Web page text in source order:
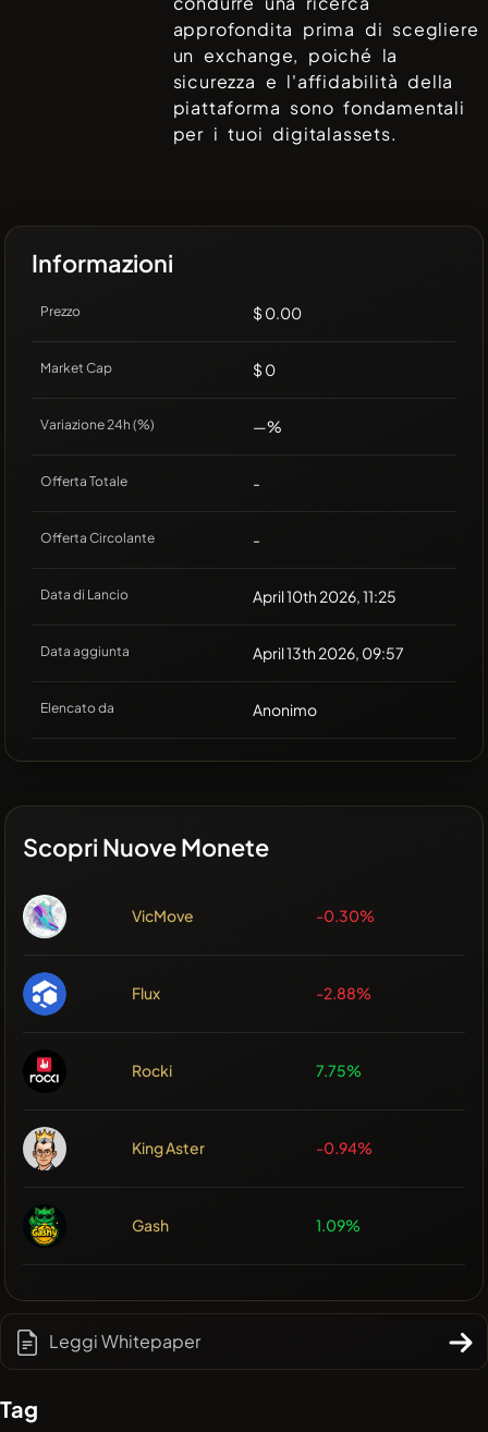
approfondita prima di scegliere
un exchange, poiché la
sicurezza e l'affidabilità della
piattaforma sono fondamentali
per i tuoi digitalassets.
Informazioni
Prezzo $ 0.00
Market Cap $ 0
Variazione 24h (%) —%
Offerta Totale -
Offerta Circolante -
Data di Lancio April 10th 2026, 11:25
Data aggiunta April 13th 2026, 09:57
Elencato da Anonimo
Scopri Nuove Monete
VicMove -0.30%
Flux -2.88%
Rocki 7.75%
King Aster -0.94%
Gash 1.09%
Leggi Whitepaper
Tag